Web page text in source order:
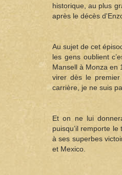
historique, au plus
après le décès
Au sujet de cet
les gens oublient
Mansell à Monza en
virer dès le premier
carrière, je ne suis
Et on ne lui
puisqu’il remporte
à ses superbes
et Mexico.